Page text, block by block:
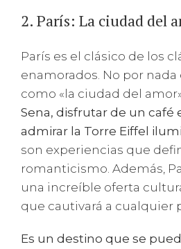
2. París: La ciudad del
París es el clásico de los
enamorados. No por nada
como «la ciudad del
Sena, disfrutar de un café
admirar la Torre Eiffel
son experiencias que
romanticismo. Además,
una increíble oferta
que cautivará a cualquier
Es un destino que se